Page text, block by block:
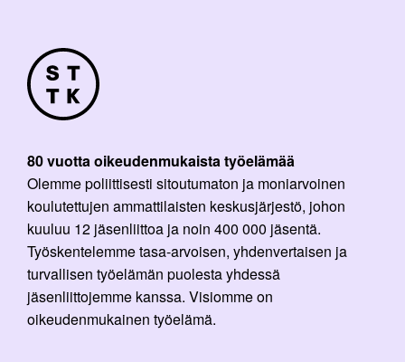
80 vuotta oikeudenmukaista työelämää
Olemme poliittisesti sitoutumaton ja moniarvoinen
koulutettujen ammattilaisten keskusjärjestö, johon
kuuluu 12 jäsenliittoa ja noin 400 000 jäsentä.
Työskentelemme tasa-arvoisen, yhdenvertaisen ja
turvallisen työelämän puolesta yhdessä
jäsenliittojemme kanssa. Visiomme on
oikeudenmukainen työelämä.